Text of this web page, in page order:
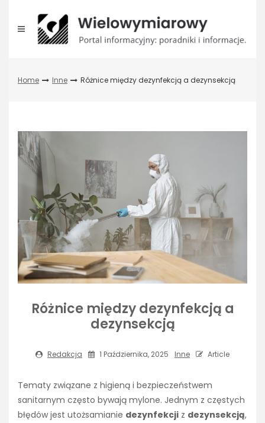
content
Home Inne Różnice między dezynfekcją a dezynsekcją
Różnice między dezynfekcją a
dezynsekcją
Redakcja 1 Października, 2025 Inne Article
Tematy związane z higieną i bezpieczeństwem
sanitarnym często bywają mylone. Jednym z częstych
błędów jest utożsamianie dezynfekcji z dezynsekcją,